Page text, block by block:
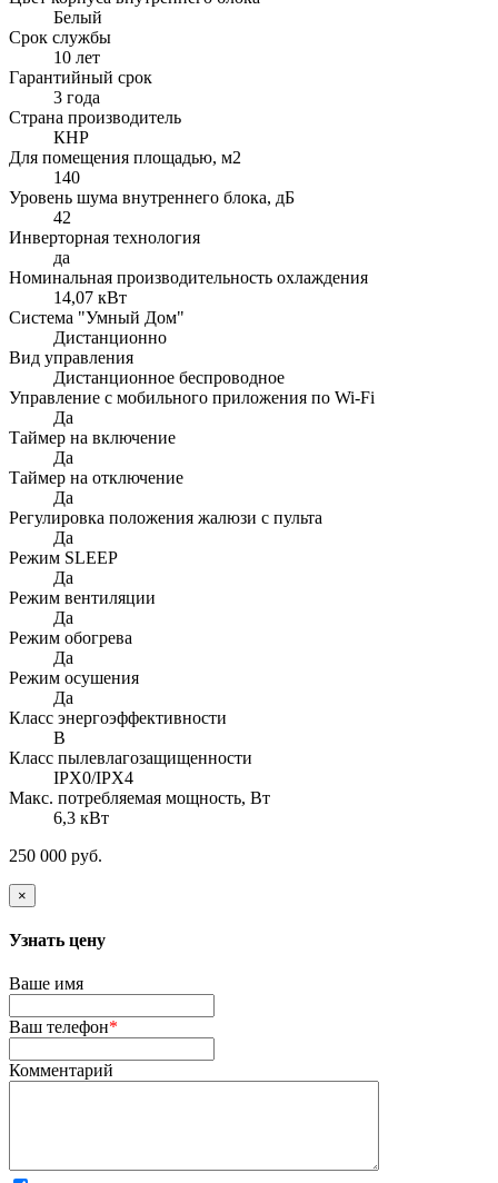
Белый
Срок службы
10 лет
Гарантийный срок
3 года
Страна производитель
КНР
Для помещения площадью, м2
140
Уровень шума внутреннего блока, дБ
42
Инверторная технология
да
Номинальная производительность охлаждения
14,07 кВт
Система "Умный Дом"
Дистанционно
Вид управления
Дистанционное беспроводное
Управление c мобильного приложения по Wi-Fi
Да
Таймер на включение
Да
Таймер на отключение
Да
Регулировка положения жалюзи с пульта
Да
Режим SLEEP
Да
Режим вентиляции
Да
Режим обогрева
Да
Режим осушения
Да
Класс энергоэффективности
В
Класс пылевлагозащищенности
IPX0/IPX4
Макс. потребляемая мощность, Вт
6,3 кВт
250 000 руб.
×
Узнать цену
Ваше имя
Ваш телефон*
Комментарий